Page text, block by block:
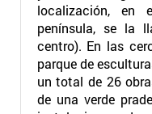
localización, en
península, se la
centro). En las
parque de
un total de 26
de una verde